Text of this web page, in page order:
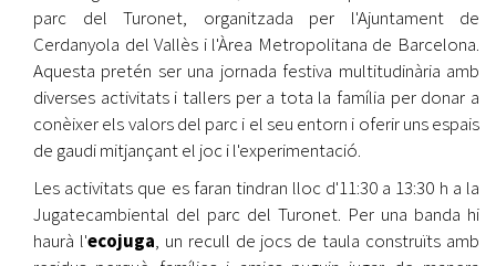
parc del Turonet, organitzada per l'Ajuntament de
Cerdanyola del Vallès i l'Àrea Metropolitana de Barcelona.
Aquesta pretén ser una jornada festiva multitudinària amb
diverses activitats i tallers per a tota la família per donar a
conèixer els valors del parc i el seu entorn i oferir uns espais
de gaudi mitjançant el joc i l'experimentació.
Les activitats que es faran tindran lloc d'11:30 a 13:30 h a la
Jugatecambiental del parc del Turonet. Per una banda hi
haurà l'ecojuga, un recull de jocs de taula construïts amb